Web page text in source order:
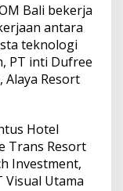
Bali bekerja
antara
teknologi
PT inti Dufree
Alaya Resort
Hotel
Trans Resort
Investment,
Utama